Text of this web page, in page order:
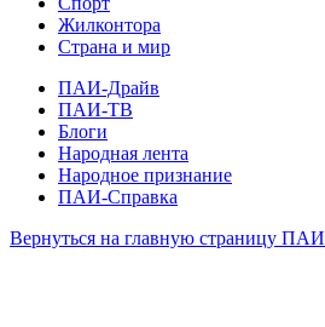
Жилконтора
Страна и мир
ПАИ-Драйв
ПАИ-ТВ
Блоги
Народная лента
Народное признание
ПАИ-Справка
Вернуться на главную страницу ПАИ